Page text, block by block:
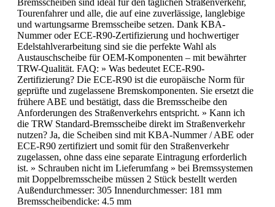
Bremsscheiben sind ideal für den täglichen Straßenverkehr,
Tourenfahrer und alle, die auf eine zuverlässige, langlebige
und wartungsarme Bremsscheibe setzen. Dank KBA-
Nummer oder ECE-R90-Zertifizierung und hochwertiger
Edelstahlverarbeitung sind sie die perfekte Wahl als
Austauschscheibe für OEM-Komponenten – mit bewährter
TRW-Qualität. FAQ: » Was bedeutet ECE-R90-
Zertifizierung? Die ECE-R90 ist die europäische Norm für
geprüfte und zugelassene Bremskomponenten. Sie ersetzt die
frühere ABE und bestätigt, dass die Bremsscheibe den
Anforderungen des Straßenverkehrs entspricht. » Kann ich
die TRW Standard-Bremsscheibe direkt im Straßenverkehr
nutzen? Ja, die Scheiben sind mit KBA-Nummer / ABE oder
ECE-R90 zertifiziert und somit für den Straßenverkehr
zugelassen, ohne dass eine separate Eintragung erforderlich
ist. » Schrauben nicht im Lieferumfang » bei Bremssystemen
mit Doppelbremsscheibe müssen 2 Stück bestellt werden
Außendurchmesser: 305 Innendurchmesser: 181 mm
Bremsscheibendicke: 4.5 mm